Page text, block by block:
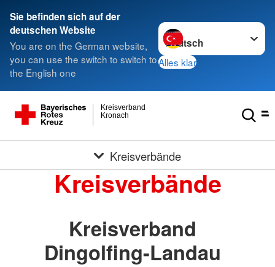
Sie befinden sich auf der
deutschen Website
You are on the German website,
you can use the switch to switch to
the English one
Sprache wechseln zu
Alles klar
Kronach
Kreisverband
Kreisverbände
Kreisverbände
Kreisverband
Dingolfing-Landau